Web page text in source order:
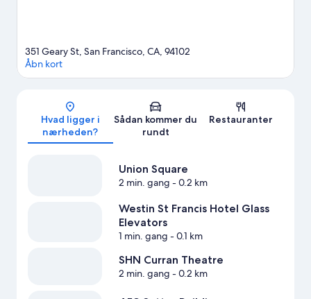
Kort
351 Geary St, San Francisco, CA, 94102
Åbn kort
Hvad ligger i
nærheden?
Sådan kommer du
rundt
Restauranter
Union Square
2 min. gang - 0.2 km
Westin St Francis Hotel Glass
Elevators
1 min. gang - 0.1 km
SHN Curran Theatre
2 min. gang - 0.2 km